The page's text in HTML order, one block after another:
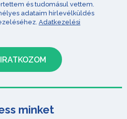
és tudomásul vettem.
adataim hírlevélküldés
Adatkezelési
minket